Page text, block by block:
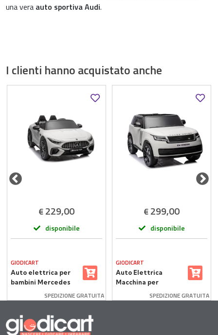
una vera auto sportiva Audi.
I clienti hanno acquistato anche
€229,00
disponibile
GIODICART
Auto elettrica per
bambini Mercedes
telecomando 2,4
SPEDIZIONE GRATUITA
€299,00
disponibile
GIODICART
Auto Elettrica
Macchina per
Rover Bianca
SPEDIZIONE GRATUITA